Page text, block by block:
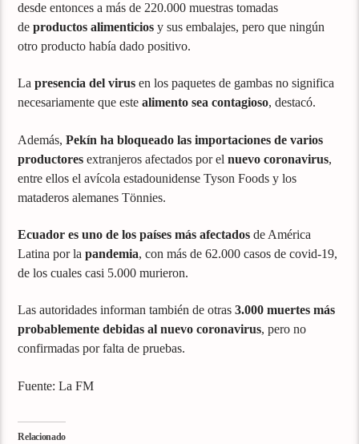
desde entonces a más de 220.000 muestras tomadas
deproductos alimenticios y sus embalajes, pero que ningún
otro producto había dado positivo.
Lapresencia del virus en los paquetes de gambas no significa
necesariamente que estealimento sea contagioso, destacó.
Además, Pekín ha bloqueado las importaciones de varios
productores extranjeros afectados por elnuevo coronavirus,
entre ellos el avícola estadounidense Tyson Foods y los
mataderos alemanes Tönnies.
Ecuador es uno de los países más afectadosde América
Latina por lapandemia, con más de 62.000 casos de covid-19,
de los cuales casi 5.000 murieron.
Las autoridades informan también de otras3.000 muertes más
probablemente debidas al nuevo coronavirus, pero no
confirmadas por falta de pruebas.
Fuente: La FM
Relacionado